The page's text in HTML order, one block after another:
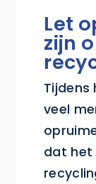
Let
zijn
Tijdens
veel
dat het